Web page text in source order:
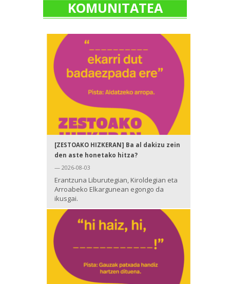
KOMUNITATEA
[ZESTOAKO HIZKERAN] Ba al dakizu zein
den aste honetako hitza?
— 2026-08-03
Erantzuna Liburutegian, Kiroldegian eta
Arroabeko Elkargunean egongo da
ikusgai.